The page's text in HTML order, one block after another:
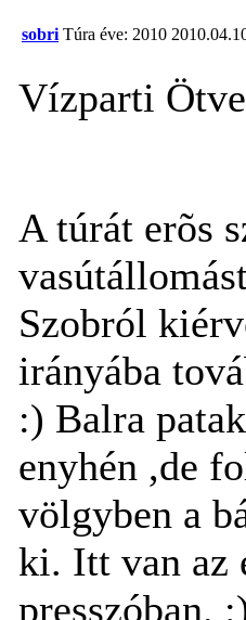
sobri Túra éve: 2010
Vízparti
A túrát erõs
Szobról
irányába
:) Balra
enyhén ,de
völgyben a
ki. Itt van az
presszóban.